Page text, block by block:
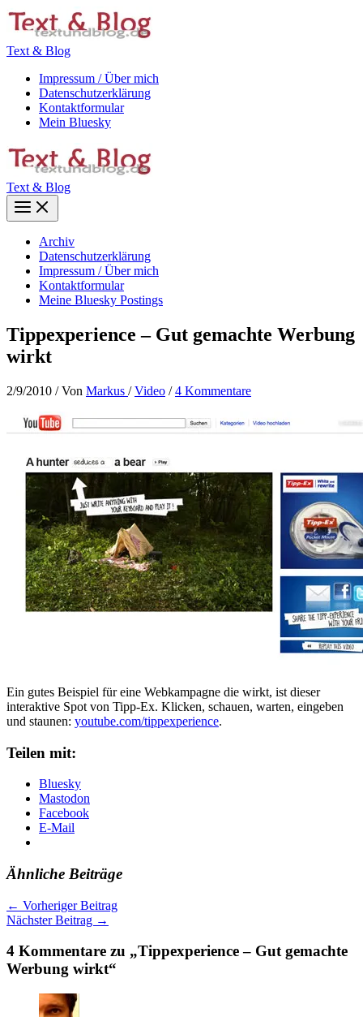
Zum
Inhalt
Text & Blog
Impressum / Über mich
Datenschutzerklärung
Kontaktformular
Mein Bluesky
Text & Blog
Main
Menu
Archiv
Datenschutzerklärung
Impressum / Über mich
Kontaktformular
Meine Bluesky Postings
Tippexperience – Gut gemachte Werbung
wirkt
2/9/2010 / Von Markus /Video /4 Kommentare
Ein gutes Beispiel für eine Webkampagne die wirkt, ist dieser
interaktive Spot von Tipp-Ex. Klicken, schauen, warten, eingeben
und staunen: youtube.com/tippexperience.
Teilen mit:
Bluesky
Mastodon
Facebook
E-Mail
Ähnliche Beiträge
← Vorheriger Beitrag
Nächster Beitrag →
4 Kommentare zu „Tippexperience – Gut gemachte
Werbung wirkt“